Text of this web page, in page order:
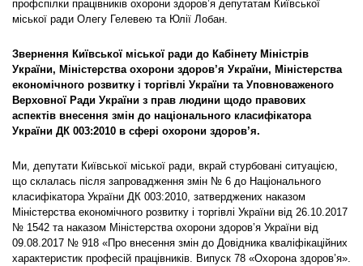
профспілки працівників охорони здоров’я депутатам Київської
міської ради Олегу Гелевею та Юлії Лобан.
Звернення Київської міської ради до Кабінету Міністрів
України, Міністерства охорони здоров’я України, Міністерства
економічного розвитку і торгівлі України та Уповноваженого
Верховної Ради України з прав людини щодо правових
аспектів внесення змін до національного класифікатора
України ДК 003:2010 в сфері охорони здоров’я.
Ми, депутати Київської міської ради, вкрай стурбовані ситуацією,
що склалась після запровадження змін № 6 до Національного
класифікатора України ДК 003:2010, затверджених наказом
Міністерства економічного розвитку і торгівлі України від 26.10.2017
№ 1542 та наказом Міністерства охорони здоров’я України від
09.08.2017 № 918 «Про внесення змін до Довідника кваліфікаційних
характеристик професій працівників. Випуск 78 «Охорона здоров’я».